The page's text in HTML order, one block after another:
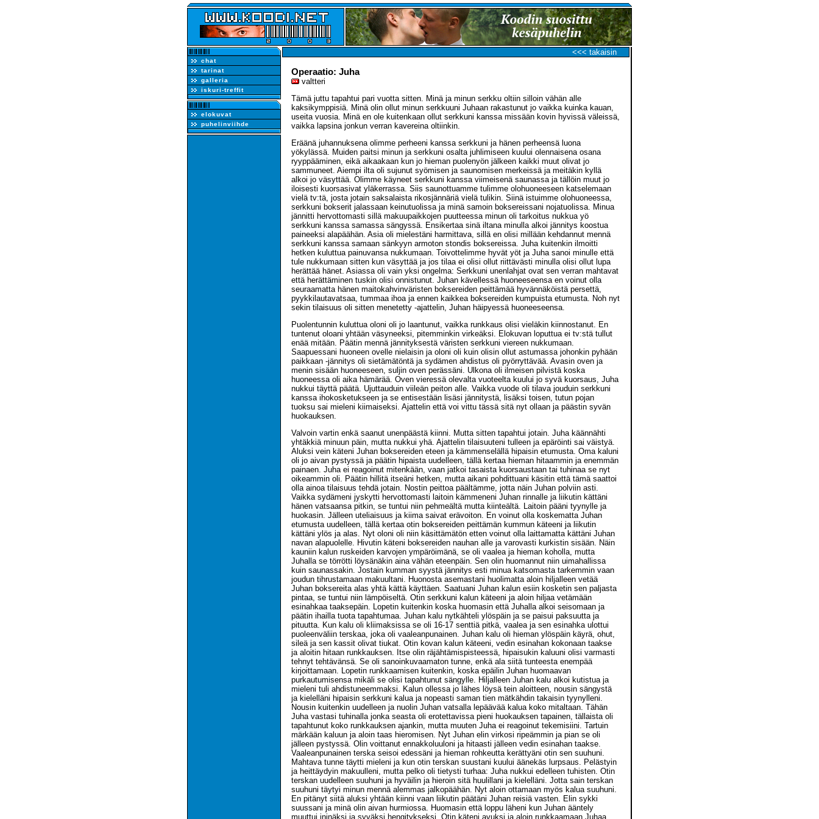
chat
tarinat
galleria
iskuri-treffit
elokuvat
puhelinviihde
<<< takaisin
Operaatio: Juha
valtteri
Tämä juttu tapahtui pari vuotta sitten. Minä ja minun serkku oltiin silloin vähän alle
kaksikymppisiä. Minä olin ollut minun serkkuuni Juhaan rakastunut jo vaikka kuinka kauan,
useita vuosia. Minä en ole kuitenkaan ollut serkkuni kanssa missään kovin hyvissä väleissä,
vaikka lapsina jonkun verran kavereina oltiinkin.
Eräänä juhannuksena olimme perheeni kanssa serkkuni ja hänen perheensä luona
yökylässä. Muiden paitsi minun ja serkkuni osalta juhlimiseen kuului olennaisena osana
ryyppääminen, eikä aikaakaan kun jo hieman puolenyön jälkeen kaikki muut olivat jo
sammuneet. Aiempi ilta oli sujunut syömisen ja saunomisen merkeissä ja meitäkin kyllä
alkoi jo väsyttää. Olimme käyneet serkkuni kanssa viimeisenä saunassa ja tällöin muut jo
iloisesti kuorsasivat yläkerrassa. Siis saunottuamme tulimme olohuoneeseen katselemaan
vielä tv:tä, josta jotain saksalaista rikosjännäriä vielä tulikin. Siinä istuimme olohuoneessa,
serkkuni bokserit jalassaan keinutuolissa ja minä samoin boksereissani nojatuolissa. Minua
jännitti hervottomasti sillä makuupaikkojen puutteessa minun oli tarkoitus nukkua yö
serkkuni kanssa samassa sängyssä. Ensikertaa sinä iltana minulla alkoi jännitys koostua
paineeksi alapäähän. Asia oli mielestäni harmittava, sillä en olisi millään kehdannut mennä
serkkuni kanssa samaan sänkyyn armoton stondis boksereissa. Juha kuitenkin ilmoitti
hetken kuluttua painuvansa nukkumaan. Toivottelimme hyvät yöt ja Juha sanoi minulle että
tule nukkumaan sitten kun väsyttää ja jos tilaa ei olisi ollut riittävästi minulla olisi ollut lupa
herättää hänet. Asiassa oli vain yksi ongelma: Serkkuni unenlahjat ovat sen verran mahtavat
että herättäminen tuskin olisi onnistunut. Juhan kävellessä huoneeseensa en voinut olla
seuraamatta hänen maitokahvinväristen boksereiden peittämää hyvännäköistä persettä,
pyykkilautavatsaa, tummaa ihoa ja ennen kaikkea boksereiden kumpuista etumusta. Noh nyt
sekin tilaisuus oli sitten menetetty -ajattelin, Juhan häipyessä huoneeseensa.
Puolentunnin kuluttua oloni oli jo laantunut, vaikka runkkaus olisi vieläkin kiinnostanut. En
tuntenut oloani yhtään väsyneeksi, pitemminkin virkeäksi. Elokuvan loputtua ei tv:stä tullut
enää mitään. Päätin mennä jännityksestä väristen serkkuni viereen nukkumaan.
Saapuessani huoneen ovelle nielaisin ja oloni oli kuin olisin ollut astumassa johonkin pyhään
paikkaan -jännitys oli sietämätöntä ja sydämen ahdistus oli pyörryttävää. Avasin oven ja
menin sisään huoneeseen, suljin oven perässäni. Ulkona oli ilmeisen pilvistä koska
huoneessa oli aika hämärää. Oven vieressä olevalta vuoteelta kuului jo syvä kuorsaus, Juha
nukkui täyttä päätä. Ujuttauduin viileän peiton alle. Vaikka vuode oli tilava jouduin serkkuni
kanssa ihokosketukseen ja se entisestään lisäsi jännitystä, lisäksi toisen, tutun pojan
tuoksu sai mieleni kiimaiseksi. Ajattelin että voi vittu tässä sitä nyt ollaan ja päästin syvän
huokauksen.
Valvoin vartin enkä saanut unenpäästä kiinni. Mutta sitten tapahtui jotain. Juha käännähti
yhtäkkiä minuun päin, mutta nukkui yhä. Ajattelin tilaisuuteni tulleen ja epäröinti sai väistyä.
Aluksi vein käteni Juhan boksereiden eteen ja kämmenselällä hipaisin etumusta. Oma kaluni
oli jo aivan pystyssä ja päätin hipaista uudelleen, tällä kertaa hieman hitaammin ja enemmän
painaen. Juha ei reagoinut mitenkään, vaan jatkoi tasaista kuorsaustaan tai tuhinaa se nyt
oikeammin oli. Päätin hillitä itseäni hetken, mutta aikani pohdittuani käsitin että tämä saattoi
olla ainoa tilaisuus tehdä jotain. Nostin peittoa päältämme, jotta näin Juhan polviin asti.
Vaikka sydämeni jyskytti hervottomasti laitoin kämmeneni Juhan rinnalle ja liikutin kättäni
hänen vatsaansa pitkin, se tuntui niin pehmeältä mutta kiinteältä. Laitoin pääni tyynylle ja
huokasin. Jälleen uteliaisuus ja kiima saivat erävoiton. En voinut olla koskematta Juhan
etumusta uudelleen, tällä kertaa otin boksereiden peittämän kummun käteeni ja liikutin
kättäni ylös ja alas. Nyt oloni oli niin käsittämätön etten voinut olla laittamatta kättäni Juhan
navan alapuolelle. Hivutin käteni boksereiden nauhan alle ja varovasti kurkistin sisään. Näin
kauniin kalun ruskeiden karvojen ympäröimänä, se oli vaalea ja hieman koholla, mutta
Juhalla se törrötti löysänäkin aina vähän eteenpäin. Sen olin huomannut niin uimahallissa
kuin saunassakin. Jostain kumman syystä jännitys esti minua katsomasta tarkemmin vaan
joudun tihrustamaan makuultani. Huonosta asemastani huolimatta aloin hiljalleen vetää
Juhan boksereita alas yhtä kättä käyttäen. Saatuani Juhan kalun esiin kosketin sen paljasta
pintaa, se tuntui niin lämpöiseltä. Otin serkkuni kalun käteeni ja aloin hiljaa vetämään
esinahkaa taaksepäin. Lopetin kuitenkin koska huomasin että Juhalla alkoi seisomaan ja
päätin ihailla tuota tapahtumaa. Juhan kalu nytkähteli ylöspäin ja se paisui paksuutta ja
pituutta. Kun kalu oli kliimaksissa se oli 16-17 senttiä pitkä, vaalea ja sen esinahka ulottui
puoleenväliin terskaa, joka oli vaaleanpunainen. Juhan kalu oli hieman ylöspäin käyrä, ohut,
sileä ja sen kassit olivat tiukat. Otin kovan kalun käteeni, vedin esinahan kokonaan taakse
ja aloitin hitaan runkkauksen. Itse olin räjähtämispisteessä, hipaisukin kaluuni olisi varmasti
tehnyt tehtävänsä. Se oli sanoinkuvaamaton tunne, enkä ala siitä tunteesta enempää
kirjoittamaan. Lopetin runkkaamisen kuitenkin, koska epäilin Juhan huomaavan
purkautumisensa mikäli se olisi tapahtunut sängylle. Hiljalleen Juhan kalu alkoi kutistua ja
mieleni tuli ahdistuneemmaksi. Kalun ollessa jo lähes löysä tein aloitteen, nousin sängystä
ja kielelläni hipaisin serkkuni kalua ja nopeasti saman tien mätkähdin takaisin tyynylleni.
Nousin kuitenkin uudelleen ja nuolin Juhan vatsalla lepäävää kalua koko mitaltaan. Tähän
Juha vastasi tuhinalla jonka seasta oli erotettavissa pieni huokauksen tapainen, tällaista oli
tapahtunut koko runkkauksen ajankin, mutta muuten Juha ei reagoinut tekemisiini. Tartuin
märkään kaluun ja aloin taas hieromisen. Nyt Juhan elin virkosi ripeämmin ja pian se oli
jälleen pystyssä. Olin voittanut ennakkoluuloni ja hitaasti jälleen vedin esinahan taakse.
Vaaleanpunainen terska seisoi edessäni ja hieman rohkeutta kerättyäni otin sen suuhuni.
Mahtava tunne täytti mieleni ja kun otin terskan suustani kuului äänekäs lurpsaus. Pelästyin
ja heittäydyin makuulleni, mutta pelko oli tietysti turhaa: Juha nukkui edelleen tuhisten. Otin
terskan uudelleen suuhuni ja hyväilin ja hieroin sitä huulillani ja kielelläni. Jotta sain terskan
suuhuni täytyi minun mennä alemmas jalkopäähän. Nyt aloin ottamaan myös kalua suuhuni.
En pitänyt siitä aluksi yhtään kiinni vaan liikutin päätäni Juhan reisiä vasten. Elin sykki
suussani ja minä olin aivan hurmiossa. Huomasin että loppu läheni kun Juhan ääntely
muuttui ininäksi ja syväksi hengitykseksi. Otin käteni avuksi ja aloin runkkaamaan Juhaa